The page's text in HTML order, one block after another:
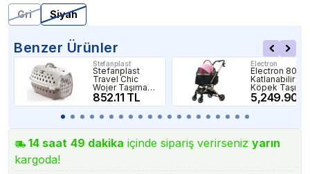
Gri
Siyah
Benzer Ürünler
Stefanplast
Stefanplast
Travel Chic
Wojer Taşıma
Çantası Beyaz
Pembe
852.11 TL
Electron
Electron 803-
Katlanabilir
Köpek Taşıma
Puseti Pembe
5,249.90
14 saat 49 dakika içinde sipariş verirseniz yarın
kargoda!